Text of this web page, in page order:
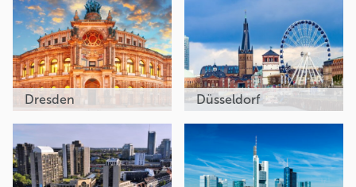
Dresden Düsseldorf